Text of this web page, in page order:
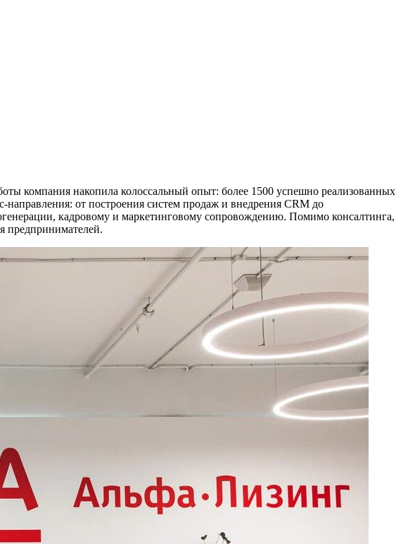
компания накопила колоссальный опыт: более 1500 успешно реализованных
от построения систем продаж и внедрения CRM до
кадровому и маркетинговому сопровождению. Помимо консалтинга,
предпринимателей.